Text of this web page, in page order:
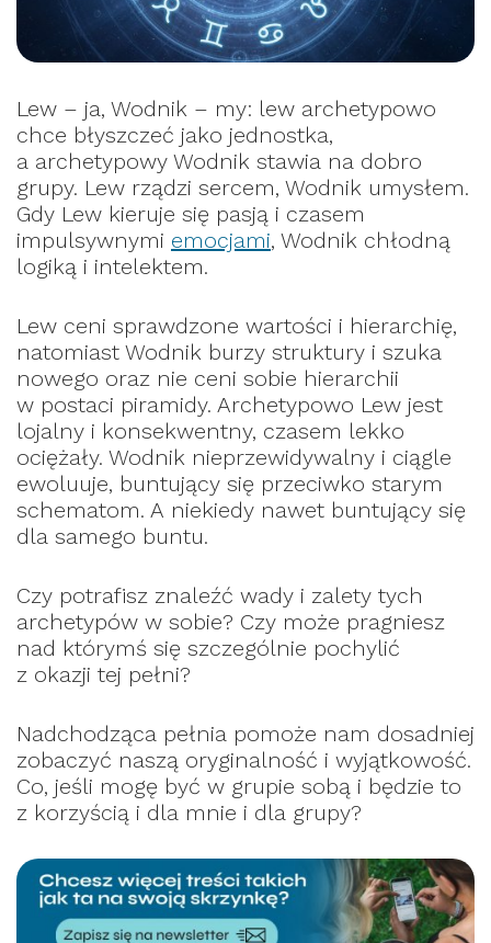
Lew – ja, Wodnik – my: lew archetypowo
chce błyszczeć jako jednostka,
a archetypowy Wodnik stawia na dobro
grupy. Lew rządzi sercem, Wodnik umysłem.
Gdy Lew kieruje się pasją i czasem
impulsywnymi emocjami, Wodnik chłodną
logiką i intelektem.
Lew ceni sprawdzone wartości i hierarchię,
natomiast Wodnik burzy struktury i szuka
nowego oraz nie ceni sobie hierarchii
w postaci piramidy. Archetypowo Lew jest
lojalny i konsekwentny, czasem lekko
ociężały. Wodnik nieprzewidywalny i ciągle
ewoluuje, buntujący się przeciwko starym
schematom. A niekiedy nawet buntujący się
dla samego buntu.
Czy potrafisz znaleźć wady i zalety tych
archetypów w sobie? Czy może pragniesz
nad którymś się szczególnie pochylić
z okazji tej pełni?
Nadchodząca pełnia pomoże nam dosadniej
zobaczyć naszą oryginalność i wyjątkowość.
Co, jeśli mogę być w grupie sobą i będzie to
z korzyścią i dla mnie i dla grupy?